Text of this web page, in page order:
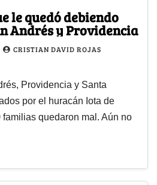
le quedó debiendo
Andrés y Providencia
CRISTIAN DAVID ROJAS
Providencia y Santa
por el huracán Iota de
quedaron mal. Aún no